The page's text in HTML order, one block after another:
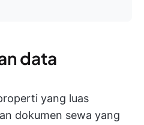
data
yang luas
dokumen sewa yang